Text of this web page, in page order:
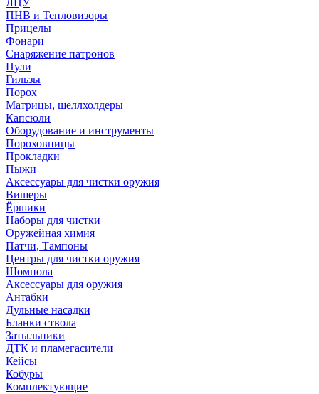
ЛЦУ
ПНВ и Тепловизоры
Прицелы
Фонари
Снаряжение патронов
Пули
Гильзы
Порох
Матрицы, шеллхолдеры
Капсюли
Оборудование и инструменты
Пороховницы
Прокладки
Пыжи
Аксессуары для чистки оружия
Вишеры
Ёршики
Наборы для чистки
Оружейная химия
Патчи, Тампоны
Центры для чистки оружия
Шомпола
Аксессуары для оружия
Антабки
Дульные насадки
Бланки ствола
Затыльники
ДТК и пламегасители
Кейсы
Кобуры
Комплектующие